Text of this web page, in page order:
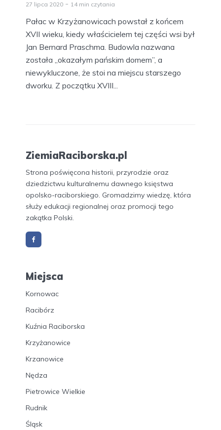
27 lipca 2020 14 min czytania
Pałac w Krzyżanowicach powstał z końcem
XVII wieku, kiedy właścicielem tej części wsi był
Jan Bernard Praschma. Budowla nazwana
została „okazałym pańskim domem”, a
niewykluczone, że stoi na miejscu starszego
dworku. Z początku XVIII...
ZiemiaRaciborska.pl
Strona poświęcona historii, przyrodzie oraz
dziedzictwu kulturalnemu dawnego księstwa
opolsko-raciborskiego. Gromadzimy wiedzę, która
służy edukacji regionalnej oraz promocji tego
zakątka Polski.
Miejsca
Kornowac
Racibórz
Kuźnia Raciborska
Krzyżanowice
Krzanowice
Nędza
Pietrowice Wielkie
Rudnik
Śląsk